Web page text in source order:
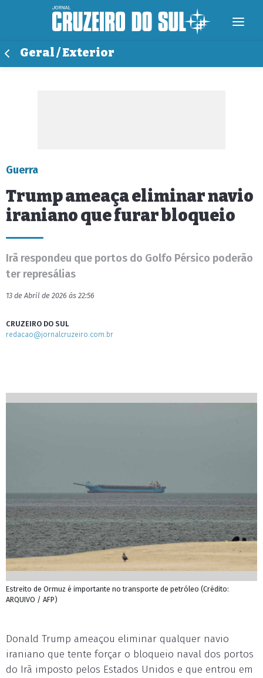
Geral / Exterior
Guerra
Trump ameaça eliminar navio
iraniano que furar bloqueio
Irã respondeu que portos do Golfo Pérsico poderão
ter represálias
13 de Abril de 2026 às 22:56
CRUZEIRO DO SUL
redacao@jornalcruzeiro.com.br
Estreito de Ormuz é importante no transporte de petróleo (Crédito:
ARQUIVO / AFP)
Donald Trump ameaçou eliminar qualquer navio
iraniano que tente forçar o bloqueio naval dos portos
do Irã imposto pelos Estados Unidos e que entrou em